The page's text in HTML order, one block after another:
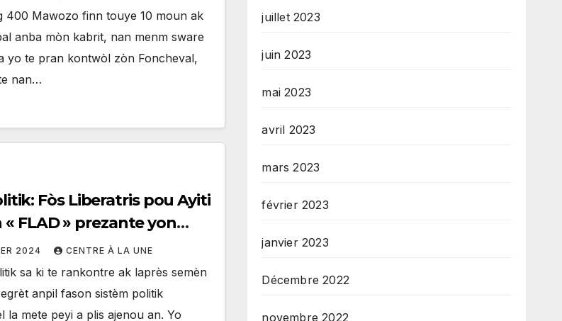
400 Mawozo finn touye 10 moun ak
anba mòn kabrit, nan menm sware
yo te pran kontwòl zòn Foncheval,
nan…
Fòs Liberatris pou Ayiti
« FLAD » prezante yon
sòti de kriz an 7
2024 CENTRE À LA UNE
sa ki te rankontre ak laprès semèn
anpil fason sistèm politik
la mete peyi a plis ajenou an. Yo
juillet 2023
juin 2023
mai 2023
avril 2023
mars 2023
février 2023
janvier 2023
Décembre 2022
novembre 2022